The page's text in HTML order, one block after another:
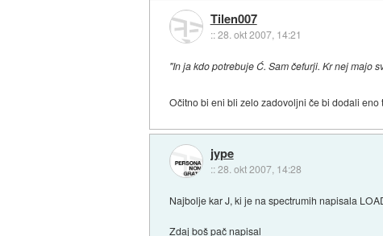
Tilen007
::28. okt 2007, 14:21
"In ja kdo potrebuje Ć. Sam čefurji. Kr nej majo
Očitno bi eni bli zelo zadovoljni če bi dodali eno
jype
::28. okt 2007, 14:28
Najbolje kar J, ki je na spectrumih napisala
Zdaj boš pač napisal